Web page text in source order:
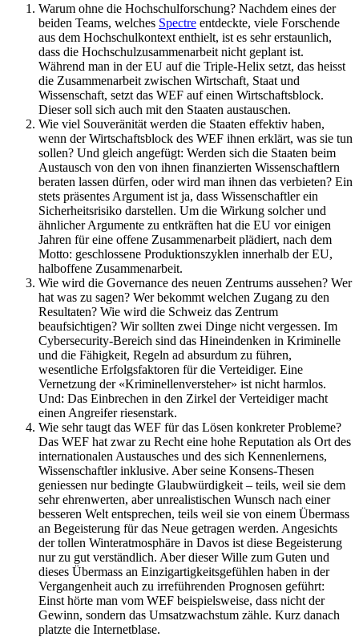
Warum ohne die Hochschulforschung? Nachdem eines der
beiden Teams, welches Spectre entdeckte, viele Forschende
aus dem Hochschulkontext enthielt, ist es sehr erstaunlich,
dass die Hochschulzusammenarbeit nicht geplant ist.
Während man in der EU auf die Triple-Helix setzt, das heisst
die Zusammenarbeit zwischen Wirtschaft, Staat und
Wissenschaft, setzt das WEF auf einen Wirtschaftsblock.
Dieser soll sich auch mit den Staaten austauschen.
Wie viel Souveränität werden die Staaten effektiv haben,
wenn der Wirtschaftsblock des WEF ihnen erklärt, was sie tun
sollen? Und gleich angefügt: Werden sich die Staaten beim
Austausch von den von ihnen finanzierten Wissenschaftlern
beraten lassen dürfen, oder wird man ihnen das verbieten? Ein
stets präsentes Argument ist ja, dass Wissenschaftler ein
Sicherheitsrisiko darstellen. Um die Wirkung solcher und
ähnlicher Argumente zu entkräften hat die EU vor einigen
Jahren für eine offene Zusammenarbeit plädiert, nach dem
Motto: geschlossene Produktionszyklen innerhalb der EU,
halboffene Zusammenarbeit.
Wie wird die Governance des neuen Zentrums aussehen? Wer
hat was zu sagen? Wer bekommt welchen Zugang zu den
Resultaten? Wie wird die Schweiz das Zentrum
beaufsichtigen? Wir sollten zwei Dinge nicht vergessen. Im
Cybersecurity-Bereich sind das Hineindenken in Kriminelle
und die Fähigkeit, Regeln ad absurdum zu führen,
wesentliche Erfolgsfaktoren für die Verteidiger. Eine
Vernetzung der «Kriminellenversteher» ist nicht harmlos.
Und: Das Einbrechen in den Zirkel der Verteidiger macht
einen Angreifer riesenstark.
Wie sehr taugt das WEF für das Lösen konkreter Probleme?
Das WEF hat zwar zu Recht eine hohe Reputation als Ort des
internationalen Austausches und des sich Kennenlernens,
Wissenschaftler inklusive. Aber seine Konsens-Thesen
geniessen nur bedingte Glaubwürdigkeit – teils, weil sie dem
sehr ehrenwerten, aber unrealistischen Wunsch nach einer
besseren Welt entsprechen, teils weil sie von einem Übermass
an Begeisterung für das Neue getragen werden. Angesichts
der tollen Winteratmosphäre in Davos ist diese Begeisterung
nur zu gut verständlich. Aber dieser Wille zum Guten und
dieses Übermass an Einzigartigkeitsgefühlen haben in der
Vergangenheit auch zu irreführenden Prognosen geführt:
Einst hörte man vom WEF beispielsweise, dass nicht der
Gewinn, sondern das Umsatzwachstum zähle. Kurz danach
platzte die Internetblase.